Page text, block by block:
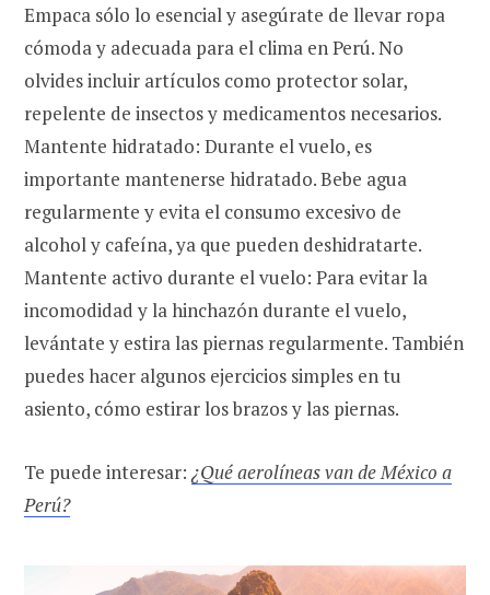
Empaca sólo lo esencial y asegúrate de llevar ropa
cómoda y adecuada para el clima en Perú. No
olvides incluir artículos como protector solar,
repelente de insectos y medicamentos necesarios.
Mantente hidratado: Durante el vuelo, es
importante mantenerse hidratado. Bebe agua
regularmente y evita el consumo excesivo de
alcohol y cafeína, ya que pueden deshidratarte.
Mantente activo durante el vuelo: Para evitar la
incomodidad y la hinchazón durante el vuelo,
levántate y estira las piernas regularmente. También
puedes hacer algunos ejercicios simples en tu
asiento, cómo estirar los brazos y las piernas.
Te puede interesar: ¿Qué aerolíneas van de México a
Perú?